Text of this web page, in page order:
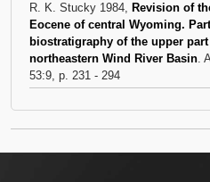
R. K. Stucky 1984, Revision of
Eocene of central Wyoming.
biostratigraphy of the upper
northeastern Wind River Basin.
53:9, p. 231 - 294